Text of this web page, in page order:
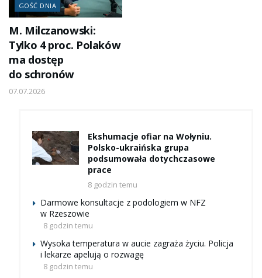
GOŚĆ DNIA
M. Milczanowski:
Tylko 4 proc. Polaków
ma dostęp
do schronów
07.07.2026
Ekshumacje ofiar na Wołyniu.
Polsko-ukraińska grupa
podsumowała dotychczasowe
prace
8 godzin temu
Darmowe konsultacje z podologiem w NFZ
w Rzeszowie
8 godzin temu
Wysoka temperatura w aucie zagraża życiu. Policja
i lekarze apelują o rozwagę
8 godzin temu